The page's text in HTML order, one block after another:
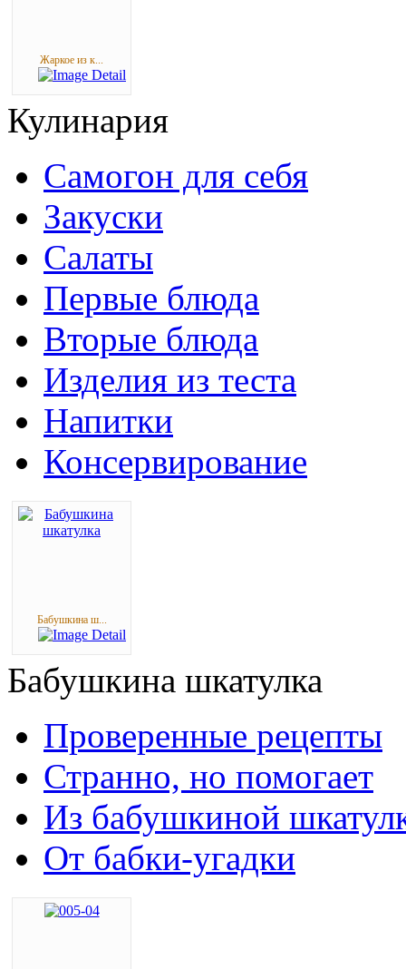
Жаркое из к...
Кулинария
Самогон для себя
Закуски
Салаты
Первые блюда
Вторые блюда
Изделия из теста
Напитки
Консервирование
Бабушкина ш...
Бабушкина шкатулка
Проверенные рецепты
Странно, но помогает
Из бабушкиной
От бабки-угадки